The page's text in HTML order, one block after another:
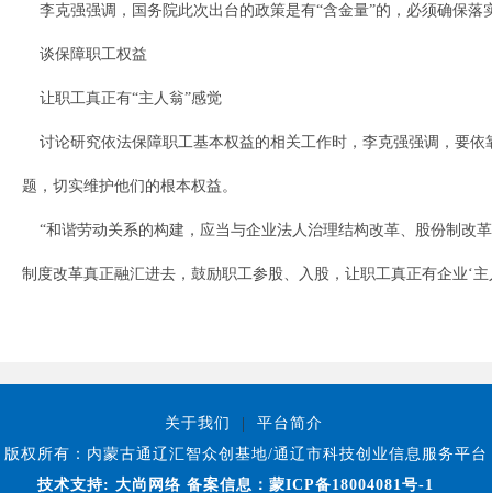
李克强强调，国务院此次出台的政策是有“含金量”的，必须确保落
谈保障职工权益
让职工真正有“主人翁”感觉
讨论研究依法保障职工基本权益的相关工作时，李克强强调，要
题，切实维护他们的根本权益。
“和谐劳动关系的构建，应当与企业法人治理结构改革、股份制改
制度改革真正融汇进去，鼓励职工参股、入股，让职工真正有企业‘主
关于我们
平台简介
版权所有：内蒙古通辽汇智众创基地/通辽市科技创业信息服务平台
技术支持: 大尚网络 备案信息：蒙ICP备18004081号-1